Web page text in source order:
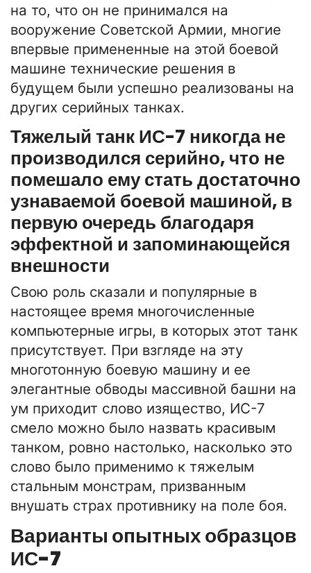
на то, что он не принимался на
вооружение Советской Армии, многие
впервые примененные на этой боевой
машине технические решения в
будущем были успешно реализованы на
других серийных танках.
Тяжелый танк ИС-7 никогда не
производился серийно, что не
помешало ему стать достаточно
узнаваемой боевой машиной, в
первую очередь благодаря
эффектной и запоминающейся
внешности
Свою роль сказали и популярные в
настоящее время многочисленные
компьютерные игры, в которых этот танк
присутствует. При взгляде на эту
многотонную боевую машину и ее
элегантные обводы массивной башни на
ум приходит слово изящество, ИС-7
смело можно было назвать красивым
танком, ровно настолько, насколько это
слово было применимо к тяжелым
стальным монстрам, призванным
внушать страх противнику на поле боя.
Варианты опытных образцов
ИС-7